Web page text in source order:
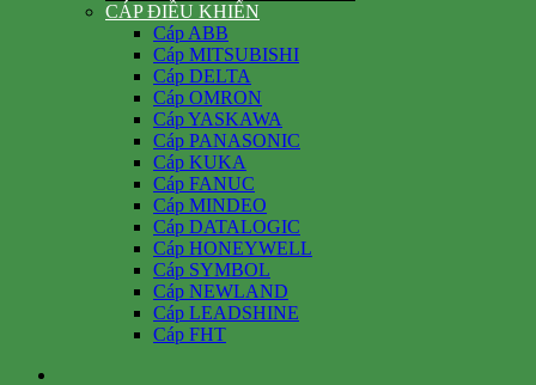
CÁP ĐIỀU KHIỂN
Cáp ABB
Cáp MITSUBISHI
Cáp DELTA
Cáp OMRON
Cáp YASKAWA
Cáp PANASONIC
Cáp KUKA
Cáp FANUC
Cáp MINDEO
Cáp DATALOGIC
Cáp HONEYWELL
Cáp SYMBOL
Cáp NEWLAND
Cáp LEADSHINE
Cáp FHT